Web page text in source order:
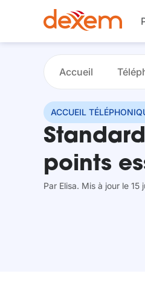
Accueil
ACCUEIL
points
Par Elisa. Mis à jour le 15